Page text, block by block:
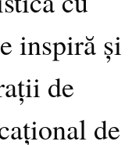
inspiră și
de
de